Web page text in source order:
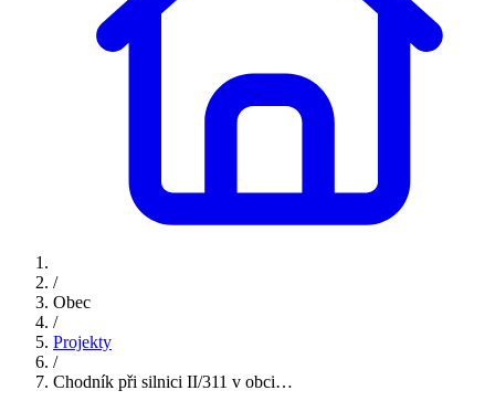
/
Obec
/
Projekty
/
Chodník při silnici II/311 v obci…